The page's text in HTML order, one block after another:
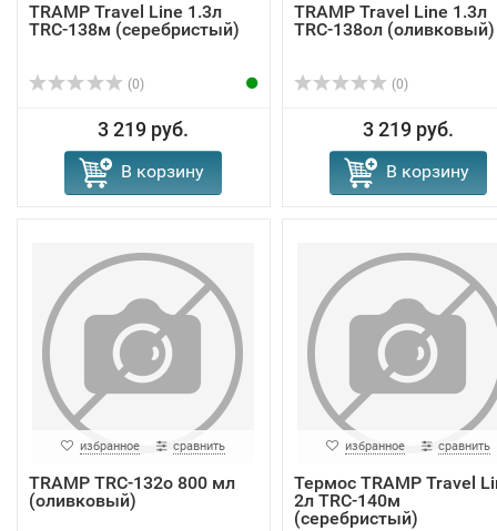
TRAMP Travel Line 1.3л
TRC-138м (серебристый)
(0)
3 219 руб.
В корзину
TRAMP Travel Line 1.3л
TRC-138ол (оливковый)
(0)
3 219 руб.
В корзину
избранное сравнить
TRAMP TRC-132о 800 мл
(оливковый)
избранное сравнить
Термос TRAMP Travel
2л TRC-140м
(серебристый)